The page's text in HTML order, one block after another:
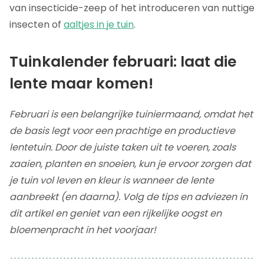
van insecticide-zeep of het introduceren van nuttige
insecten of aaltjes in je tuin.
Tuinkalender februari: laat die
lente maar komen!
Februari is een belangrijke tuiniermaand, omdat het
de basis legt voor een prachtige en productieve
lentetuin. Door de juiste taken uit te voeren, zoals
zaaien, planten en snoeien, kun je ervoor zorgen dat
je tuin vol leven en kleur is wanneer de lente
aanbreekt (en daarna). Volg de tips en adviezen in
dit artikel en geniet van een rijkelijke oogst en
bloemenpracht in het voorjaar!